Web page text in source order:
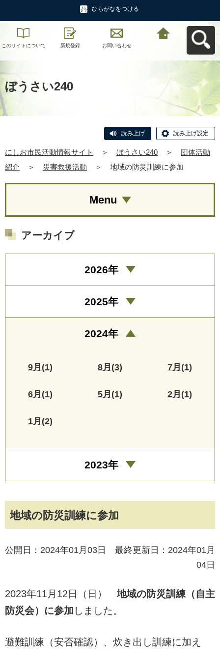
ひらがなをつける
このサイトについて 新規登録 お問い合わせ
ぼうさい240
読み上げ 読み上げ設定
にしお市民活動情報サイト ＞ ぼうさい240 ＞
団体活動
紹介
＞ 災害救援活動 ＞ 地域の防災訓練に参加
地域の防災訓練に参加
公開日：2024年01月03日 最終更新日：2024年01月
04日
2023年11月12日（日）地域の防災訓練（自主
防災会）に参加 しました。
避難訓練（安否確認）、炊き出し訓練に加え
Menu
アーカイブ
2026年
2025年
2024年
9月(1) 8月(3) 7月(1)
6月(1) 5月(1) 2月(1)
1月(2)
2023年